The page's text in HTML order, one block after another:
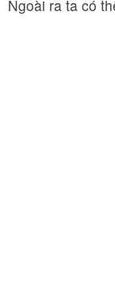
Ngoài ra ta có